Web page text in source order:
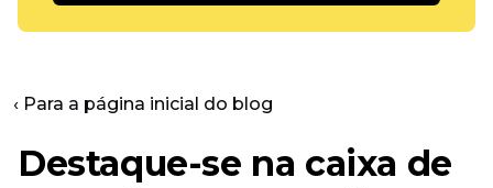
‹ Para a página inicial do blog
Destaque-se na caixa de